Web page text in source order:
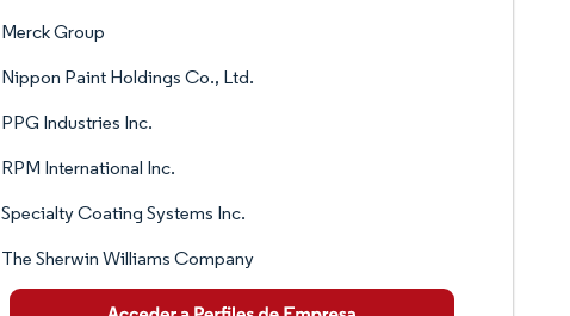
Merck Group
Nippon Paint Holdings Co., Ltd.
PPG Industries Inc.
RPM International Inc.
Specialty Coating Systems Inc.
The Sherwin Williams Company